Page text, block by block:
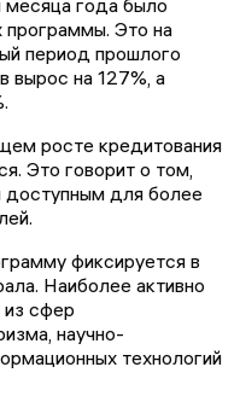
месяца года было
программы. Это на
период прошлого
вырос на 127%, а
росте кредитования
Это говорит о том,
доступным для более
фиксируется в
Наиболее активно
из сфер
научно-
технологий